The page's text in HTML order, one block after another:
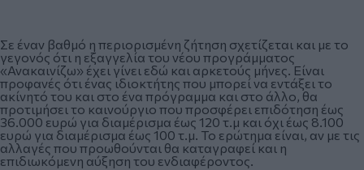
Σε έναν βαθμό η περιορισμένη ζήτηση σχετίζεται και με το
γεγονός ότι η εξαγγελία του νέου προγράμματος
«Ανακαινίζω» έχει γίνει εδώ και αρκετούς μήνες. Είναι
προφανές ότι ένας ιδιοκτήτης που μπορεί να εντάξει το
ακίνητό του και στο ένα πρόγραμμα και στο άλλο, θα
προτιμήσει το καινούργιο που προσφέρει επιδότηση έως
36.000 ευρώ για διαμέρισμα έως 120 τ.μ και όχι έως 8.100
ευρώ για διαμέρισμα έως 100 τ.μ. To ερώτημα είναι, αν με τις
αλλαγές που προωθούνται θα καταγραφεί και η
επιδιωκόμενη αύξηση του ενδιαφέροντος.